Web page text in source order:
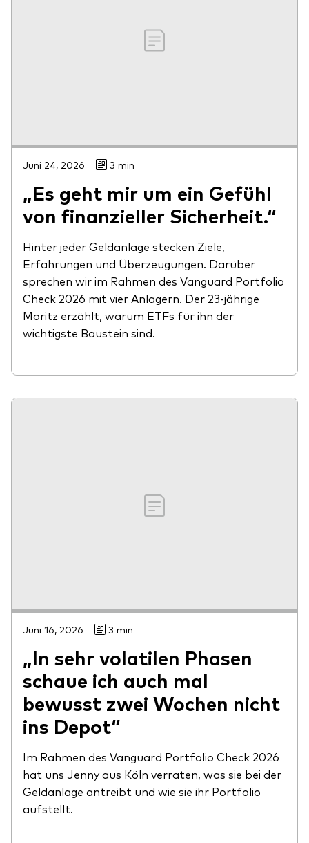
Juni 24, 2026 3 min
„Es geht mir um ein Gefühl
von finanzieller Sicherheit.“
Hinter jeder Geldanlage stecken Ziele,
Erfahrungen und Überzeugungen. Darüber
sprechen wir im Rahmen des Vanguard Portfolio
Check 2026 mit vier Anlagern. Der 23-jährige
Moritz erzählt, warum ETFs für ihn der
wichtigste Baustein sind.
Juni 16, 2026 3 min
„In sehr volatilen Phasen
schaue ich auch mal
bewusst zwei Wochen nicht
ins Depot“
Im Rahmen des Vanguard Portfolio Check 2026
hat uns Jenny aus Köln verraten, was sie bei der
Geldanlage antreibt und wie sie ihr Portfolio
aufstellt.